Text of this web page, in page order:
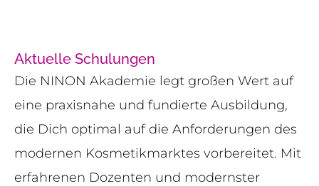
Aktuelle Schulungen
Die NINON Akademie legt großen Wert auf
eine praxisnahe und fundierte Ausbildung,
die Dich optimal auf die Anforderungen des
modernen Kosmetikmarktes vorbereitet. Mit
erfahrenen Dozenten und modernster